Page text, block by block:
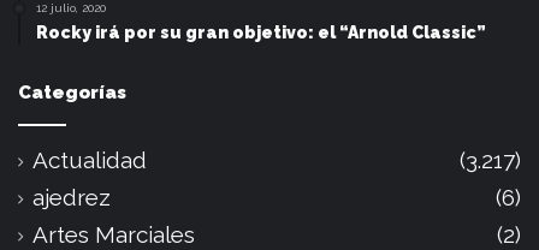
12 julio, 2020
Rocky irá por su gran objetivo: el “Arnold Classic”
Categorías
Actualidad
(3.217)
ajedrez
(6)
Artes Marciales
(2)